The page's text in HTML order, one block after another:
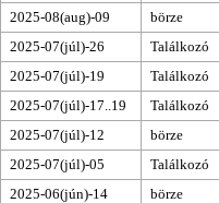
2025-08(aug)-09
börze
2025-07(júl)-26
Találkozó
2025-07(júl)-19
Találkozó
2025-07(júl)-17..19
Találkozó
2025-07(júl)-12
börze
2025-07(júl)-05
Találkozó
2025-06(jún)-14
börze